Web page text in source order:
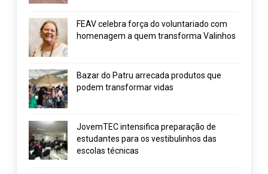
FEAV celebra força do voluntariado com
homenagem a quem transforma Valinhos
Bazar do Patru arrecada produtos que
podem transformar vidas
JovemTEC intensifica preparação de
estudantes para os vestibulinhos das
escolas técnicas